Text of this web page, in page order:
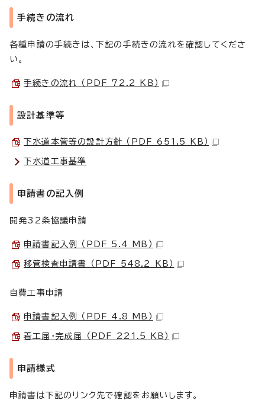
手続きの流れ
各種申請の手続きは、下記の手続きの流れを確認してくださ
い。
手続きの流れ （PDF 72.2 KB）
設計基準等
下水道本管等の設計方針 （PDF 651.5 KB）
下水道工事基準
申請書の記入例
開発32条協議申請
申請書記入例 （PDF 5.4 MB）
移管検査申請書 （PDF 548.2 KB）
自費工事申請
申請書記入例 （PDF 4.8 MB）
着工届・完成届 （PDF 221.5 KB）
申請様式
申請書は下記のリンク先で確認をお願いします。